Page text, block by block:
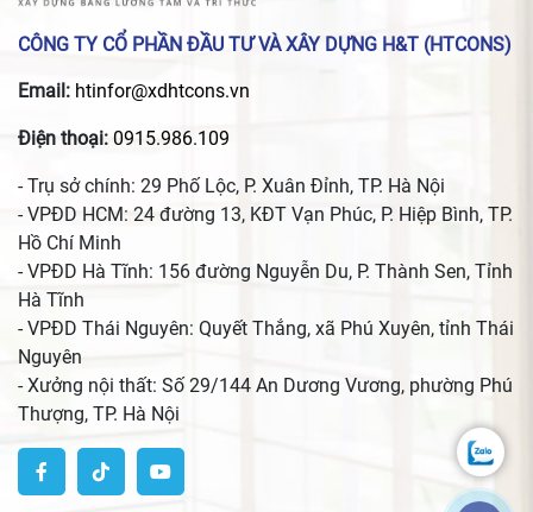
CÔNG TY CỔ PHẦN ĐẦU TƯ VÀ XÂY DỰNG H&T (HTCONS)
Email: htinfor@xdhtcons.vn
Điện thoại: 0915.986.109
- Trụ sở chính: 29 Phố Lộc, P. Xuân Đỉnh, TP. Hà Nội
- VPĐD HCM: 24 đường 13, KĐT Vạn Phúc, P. Hiệp Bình, TP.
Hồ Chí Minh
- VPĐD Hà Tĩnh: 156 đường Nguyễn Du, P. Thành Sen, Tỉnh
Hà Tĩnh
- VPĐD Thái Nguyên: Quyết Thắng, xã Phú Xuyên, tỉnh Thái
Nguyên
- Xưởng nội thất: Số 29/144 An Dương Vương, phường Phú
Thượng, TP. Hà Nội